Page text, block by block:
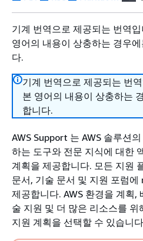
기계 번역으로 제공되는 번역
영어의 내용이 상충하는 경우
다.
기계 번역으로 제공되는 번
본 영어의 내용이 상충하는
합니다.
AWS Support 는 AWS 솔루션
하는 도구와 전문 지식에 대한
계획을 제공합니다. 모든 지원
문서, 기술 문서 및 지원 포럼
제공합니다. AWS 환경을 계획,
술 지원 및 더 많은 리소스를 위
지원 계획을 선택할 수 있습니